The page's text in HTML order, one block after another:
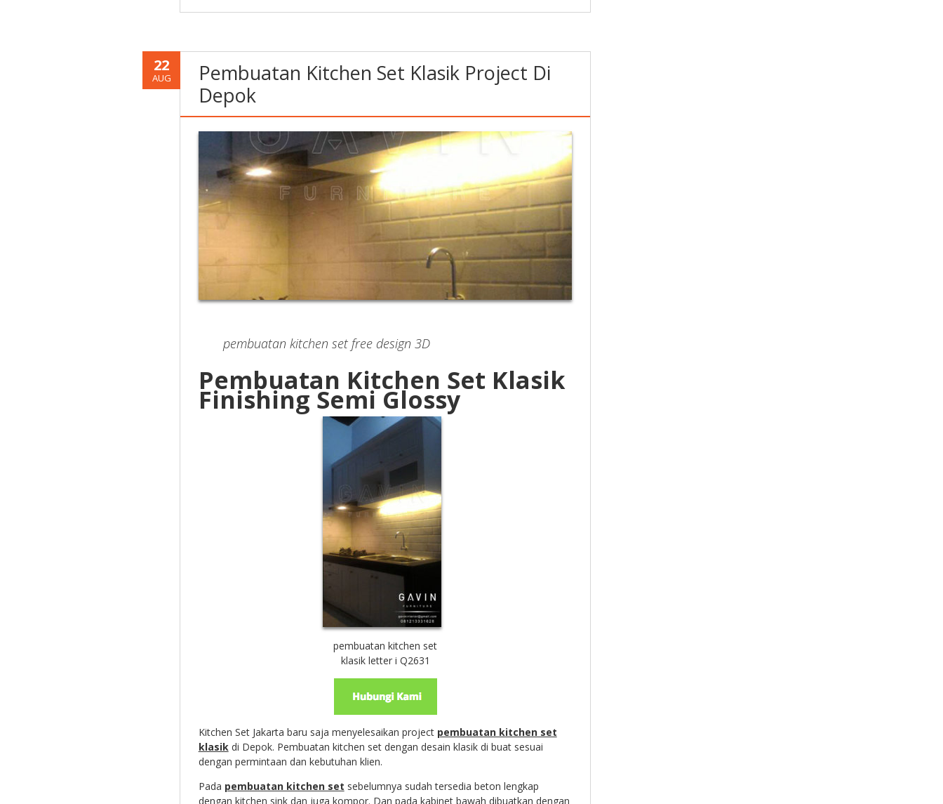
22
AUG
Pembuatan Kitchen Set Klasik Project Di
Depok
pembuatan kitchen set free design 3D
Pembuatan Kitchen Set Klasik
Finishing Semi Glossy
pembuatan kitchen set
klasik letter i Q2631
Kitchen Set Jakarta baru saja menyelesaikan project pembuatan kitchen set
klasikdi Depok. Pembuatan kitchen set dengan desain klasik di buat sesuai
dengan permintaan dan kebutuhan klien.
Pada pembuatan kitchen set sebelumnya sudah tersedia beton lengkap
dengan kitchen sink dan juga kompor. Dan pada kabinet bawah dibuatkan dengan